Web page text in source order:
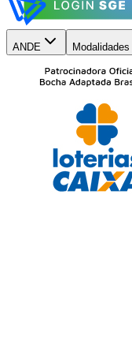
ANDE Modalidades